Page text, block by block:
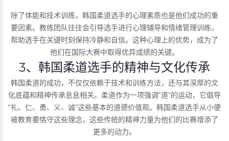
除了体能和技术训练，韩国柔道选手的心理素质也是他们成功的重
要因素。教练团队往往会引导选手进行心理辅导和情绪管理训练，
帮助选手在关键时刻保持冷静和自信。这种心理上的优势，成为了
他们在国际大赛中取得优异成绩的关键。
3、韩国柔道选手的精神与文化传承
韩国柔道的成功，不仅仅依赖于技术和训练方法，还与其深厚的文
化底蕴和精神传承息息相关。柔道作为一项强调“道”的运动，它倡导
“礼、仁、勇、义、诚”这些基本的道德价值观。韩国柔道选手从小便
被教育要恪守这些理念，这些传统的精神力量为他们的比赛增添了
更多的动力。